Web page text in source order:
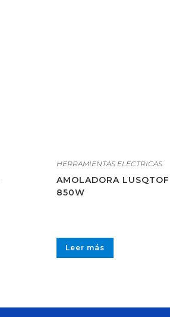
HERRAMIENTAS ELECTRICAS
AMOLADORA
850W
Leer más